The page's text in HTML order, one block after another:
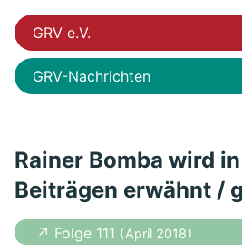
GRV e.V.
GRV-Nachrichten
Rainer Bomba wird
Beiträgen erwähnt /
↗ Folge 111 ( April 2018 )